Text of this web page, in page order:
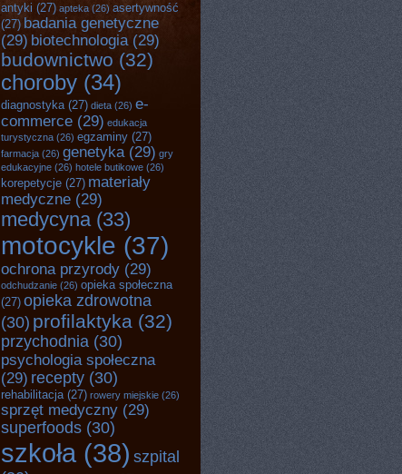
antyki (27) apteka (26) asertywność
(27) badania genetyczne
(29) biotechnologia (29)
budownictwo (32)
choroby (34)
diagnostyka(27) dieta (26) e-
commerce (29) edukacja
turystyczna (26) egzaminy (27)
farmacja (26) genetyka (29) gry
edukacyjne (26) hotele butikowe (26)
korepetycje (27) materiały
medyczne (29)
medycyna(33)
motocykle (37)
ochrona przyrody (29)
odchudzanie (26) opieka społeczna
(27) opieka zdrowotna
(30) profilaktyka (32)
przychodnia (30)
psychologia społeczna
(29) recepty (30)
rehabilitacja(27) rowery miejskie (26)
sprzęt medyczny (29)
superfoods (30)
szkoła (38) szpital